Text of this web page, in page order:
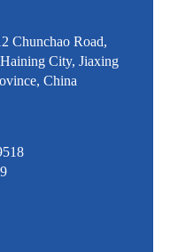
Chunchao Road,
City, Jiaxing
China